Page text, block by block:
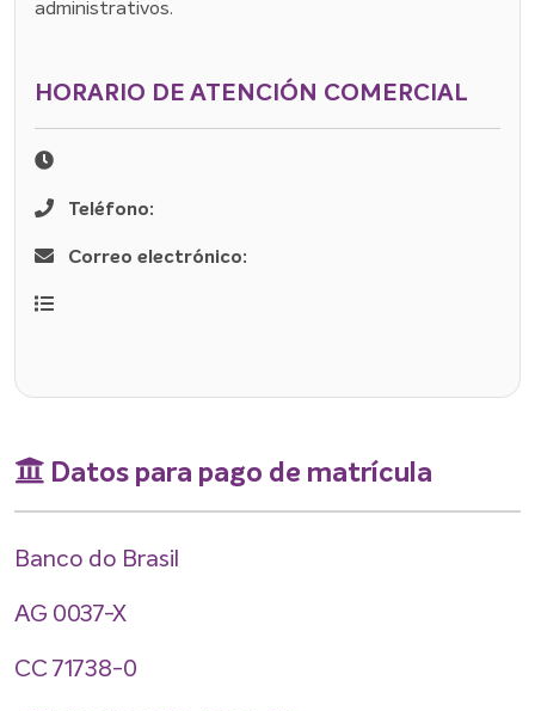
administrativos.
HORARIO DE ATENCIÓN COMERCIAL
Teléfono:
Correo electrónico:
Datos para pago de matrícula
Banco do Brasil
AG 0037-X
CC 71738-0